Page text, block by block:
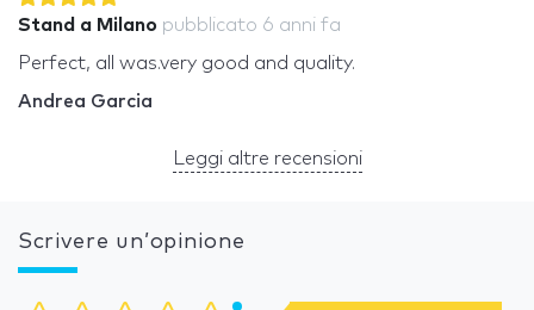
Stand a Milano pubblicato 6 anni fa
Perfect, all was.very good and quality.
Andrea Garcia
Leggi altre recensioni
Scrivere un’opinione